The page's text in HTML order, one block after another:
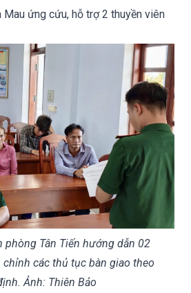
Mau ứng cứu, hỗ trợ 2 thuyền viên
phòng Tân Tiến hướng dẫn 02
các thủ tục bàn giao theo
Ảnh: Thiên Bảo